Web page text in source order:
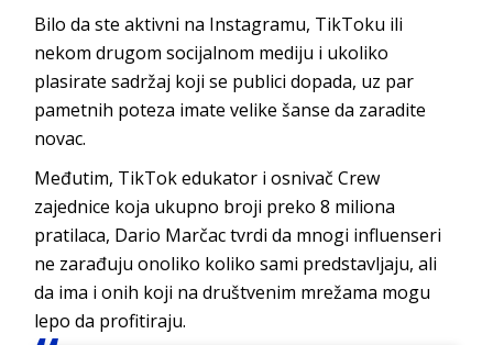
Bilo da ste aktivni na Instagramu, TikToku ili
nekom drugom socijalnom mediju i ukoliko
plasirate sadržaj koji se publici dopada, uz par
pametnih poteza imate velike šanse da zaradite
novac.
Međutim, TikTok edukator i osnivač Crew
zajednice koja ukupno broji preko 8 miliona
pratilaca, Dario Marčac tvrdi da mnogi influenseri
ne zarađuju onoliko koliko sami predstavljaju, ali
da ima i onih koji na društvenim mrežama mogu
lepo da profitiraju.